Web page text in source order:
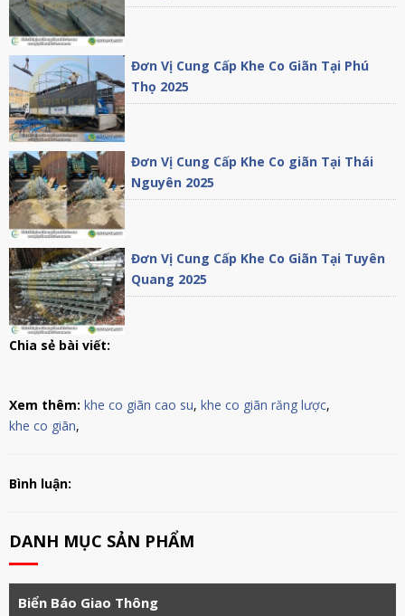
Đơn Vị Cung Cấp Khe Co Giãn Tại Phú
Thọ 2025
Đơn Vị Cung Cấp Khe Co giãn Tại Thái
Nguyên 2025
Đơn Vị Cung Cấp Khe Co Giãn Tại Tuyên
Quang 2025
Chia sẻ bài viết:
Xem thêm: khe co giãn cao su, khe co giãn răng lược,
khe co giãn,
Bình luận:
DANH MỤC SẢN PHẨM
Biển Báo Giao Thông